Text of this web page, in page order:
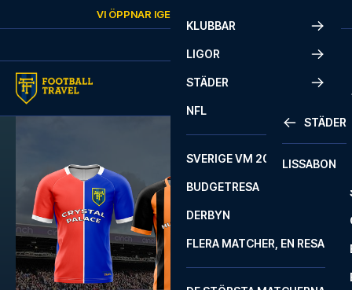
VI ÖPPNAR IGEN
KLUBBAR
LIGOR
STÄDER
STÄDER
LISSABON
NFL
SVERIGE VM 2026
BUDGETRESA
DERBYN
FLERA MATCHER, EN RESA